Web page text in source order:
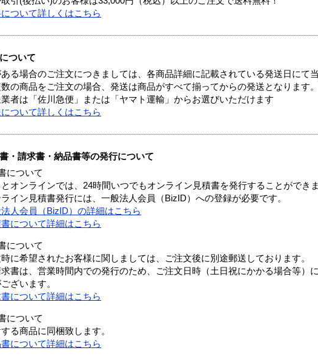
ついて詳しくはこちら
ついて
る場合のご注文につきましては、各商品詳細に記載されている発送日にて
の商品をご注文の場合、発送は商品がすべて揃ってからの発送となります。
者は「佐川急便」または「ヤマト運輸」からお選びいただけます
ついて詳しくはこちら
・請求書・納品書等の発行について
について
オンラインでは、24時間いつでもオンライン見積書を発行することができま
イン見積書発行には、一般法人会員（BizID）への登録が必要です。
人会員（BizID）の詳細はこちら
書について詳細はこちら
について
に希望されたお客様に関しましては、ご注文後に別途郵送しております。
書は、営業時間内での発行のため、ご注文日時（土日祝にかかる場合等）
ざいます。
について詳細はこちら
について
る商品に同梱致します。
について詳細はこちら